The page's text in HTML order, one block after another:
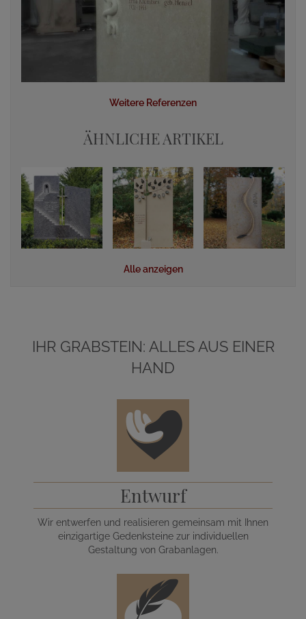
Weitere Referenzen
ÄHNLICHE ARTIKEL
Alle anzeigen
IHR GRABSTEIN: ALLES AUS EINER
HAND
Entwurf
Wir entwerfen und realisieren gemeinsam mit Ihnen
einzigartige Gedenksteine zur individuellen
Gestaltung von Grabanlagen.